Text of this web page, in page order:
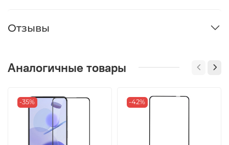
Отзывы
Аналогичные товары
-35% -42%